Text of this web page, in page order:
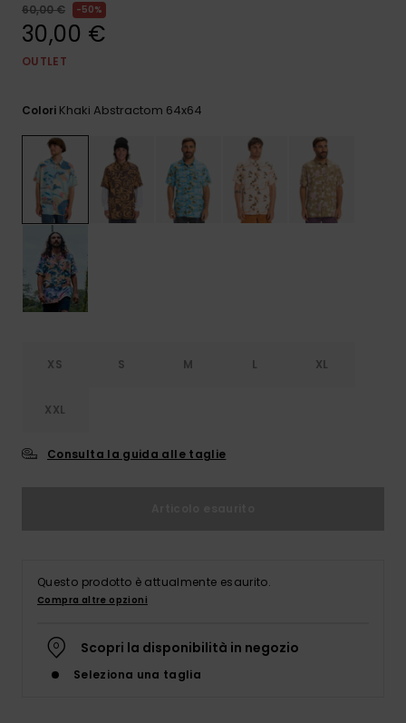
le FAQ
60,00 €
50%
30,00 €
OUTLET
Colori Khaki Abstractom 64x64
XS S M L XL
XXL
Consulta la guida alle taglie
Questo prodotto è attualmente esaurito.
Compra altre opzioni
Scopri la disponibilità in negozio
Seleziona una taglia